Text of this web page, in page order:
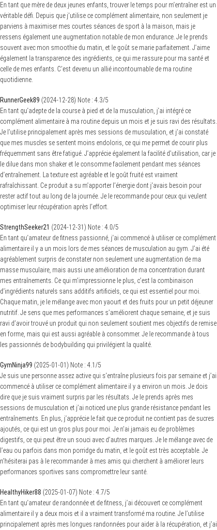
En tant que mère de deux jeunes enfants, trouver le temps pour m’entraîner est un
véritable défi. Depuis que j’utilise ce complément alimentaire, non seulement je
parviens à maximiser mes courtes séances de sport à la maison, mais je
ressens également une augmentation notable de mon endurance. Je le prends
souvent avec mon smoothie du matin, et le goût se marie parfaitement. J’aime
également la transparence des ingrédients, ce qui me rassure pour ma santé et
celle de mes enfants. C’est devenu un allié incontournable de ma routine
quotidienne.
RunnerGeek89 (2024-12-28) Note : 4.3/5
En tant qu’adepte de la course à pied et de la musculation, j’ai intégré ce
complément alimentaire à ma routine depuis un mois et je suis ravi des résultats.
Je l’utilise principalement après mes sessions de musculation, et j’ai constaté
que mes muscles se sentent moins endoloris, ce qui me permet de courir plus
fréquemment sans être fatigué. J’apprécie également la facilité d’utilisation, car je
le dilue dans mon shaker et le consomme facilement pendant mes séances
d’entraînement. La texture est agréable et le goût fruité est vraiment
rafraîchissant. Ce produit a su m’apporter l’énergie dont j’avais besoin pour
rester actif tout au long de la journée. Je le recommande pour ceux qui veulent
optimiser leur récupération après l’effort.
StrengthSeeker21 (2024-12-31) Note : 4.0/5
En tant qu’amateur de fitness passionné, j’ai commencé à utiliser ce complément
alimentaire il y a un mois lors de mes séances de musculation au gym. J’ai été
agréablement surpris de constater non seulement une augmentation de ma
masse musculaire, mais aussi une amélioration de ma concentration durant
mes entraînements. Ce qui m’impressionne le plus, c’est la combinaison
d’ingrédients naturels sans additifs artificiels, ce qui est essentiel pour moi.
Chaque matin, je le mélange avec mon yaourt et des fruits pour un petit déjeuner
nutritif. Je sens que mes performances s’améliorent chaque semaine, et je suis
ravi d’avoir trouvé un produit qui non seulement soutient mes objectifs de remise
en forme, mais qui est aussi agréable à consommer. Je le recommande à tous
les passionnés de bodybuilding qui privilégient la qualité.
GymNinja99 (2025-01-01) Note : 4.1 /5
Je suis une personne assez active qui s’entraîne plusieurs fois par semaine et j’ai
commencé à utiliser ce complément alimentaire il y a environ un mois. Je dois
dire que je suis vraiment surpris par les résultats. Je le prends après mes
sessions de musculation et j’ai noticed une plus grande résistance pendant les
entraînements. En plus, j’apprécie le fait que ce produit ne contient pas de sucres
ajoutés, ce qui est un gros plus pour moi. Je n’ai jamais eu de problèmes
digestifs, ce qui peut être un souci avec d’autres marques. Je le mélange avec de
l’eau ou parfois dans mon porridge du matin, et le goût est très acceptable. Je
n’hésiterai pas à le recommander à mes amis qui cherchent à améliorer leurs
performances sportives sans compromettre leur santé.
HealthyHiker88 (2025-01-07) Note : 4.7/5
En tant qu’amateur de randonnée et de fitness, j’ai découvert ce complément
alimentaire il y a deux mois et il a vraiment transformé ma routine. Je l’utilise
principalement après mes longues randonnées pour aider à la récupération, et j’ai